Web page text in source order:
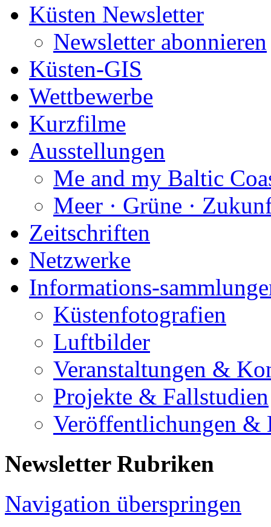
Küsten Newsletter
Newsletter abonnieren
Küsten-GIS
Wettbewerbe
Kurzfilme
Ausstellungen
Me and my Baltic
Meer · Grüne ·
Zeitschriften
Netzwerke
Informations-
Küstenfotografien
Luftbilder
Veranstaltungen &
Projekte & Fallstudien
Veröffentlichungen &
Newsletter Rubriken
Navigation überspringen